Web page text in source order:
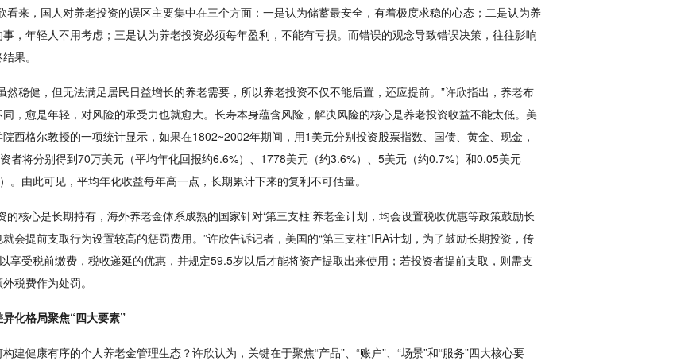
看来，国人对养老投资的误区主要集中在三个方面：一是认为储蓄最安全，有着极度求稳的心态；二是认为养
，年轻人不用考虑；三是认为养老投资必须每年盈利，不能有亏损。而错误的观念导致错误决策，往往影响
果。
然稳健，但无法满足居民日益增长的养老需要，所以养老投资不仅不能后置，还应提前。”许欣指出，养老布
同，愈是年轻，对风险的承受力也就愈大。长寿本身蕴含风险，解决风险的核心是养老投资收益不能太低。美
西格尔教授的一项统计显示，如果在1802~2002年期间，用1美元分别投资股票指数、国债、黄金、现金，
者将分别得到70万美元（平均年化回报约6.6%）、1778美元（约3.6%）、5美元（约0.7%）和0.05美元
）。由此可见，平均年化收益每年高一点，长期累计下来的复利不可估量。
的核心是长期持有，海外养老金体系成熟的国家针对‘第三支柱’养老金计划，均会设置税收优惠等政策鼓励长
会提前支取行为设置较高的惩罚费用。”许欣告诉记者，美国的“第三支柱”IRA计划，为了鼓励长期投资，传
享受税前缴费，税收递延的优惠，并规定59.5岁以后才能将资产提取出来使用；若投资者提前支取，则需支
税费作为处罚。
化格局聚焦“四大要素”
建健康有序的个人养老金管理生态？许欣认为，关键在于聚焦“产品”、“账户”、“场景”和“服务”四大核心要